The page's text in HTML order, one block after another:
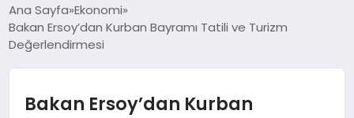
GÜNDEM
DÜNYA
Ana Sayfa Ekonomi
Bakan Ersoy’dan Kurban Bayramı Tatili ve Turizm
Değerlendirmesi
Bakan Ersoy’dan Kurban